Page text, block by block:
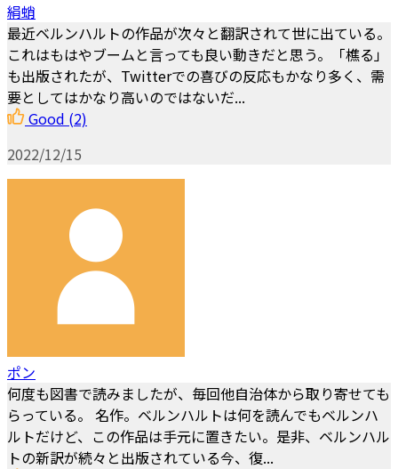
絹蛸
最近ベルンハルトの作品が次々と翻訳されて世に出ている。
これはもはやブームと言っても良い動きだと思う。「樵る」
も出版されたが、Twitterでの喜びの反応もかなり多く、需
要としてはかなり高いのではないだ...
Good (2)
2022/12/15
ポン
何度も図書で読みましたが、毎回他自治体から取り寄せても
らっている。 名作。ベルンハルトは何を読んでもベルンハ
ルトだけど、この作品は手元に置きたい。是非、ベルンハル
トの新訳が続々と出版されている今、復...